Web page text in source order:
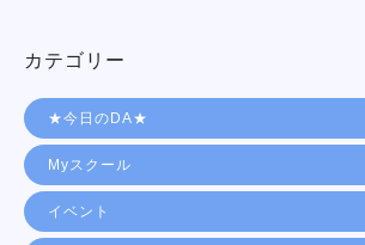
カテゴリー
★今日のDA★
Myスクール
イベント